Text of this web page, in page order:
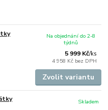
5 999 Kč/ks
4 958 Kč bez DPH
Na objednání do 2-8
týdnů
Zvolit variantu
Skladem